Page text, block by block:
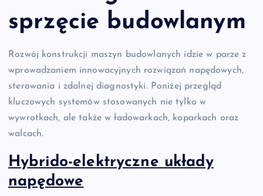
sprzęcie budowlanym
Rozwój konstrukcji maszyn budowlanych idzie w parze z
wprowadzaniem innowacyjnych rozwiązań napędowych,
sterowania i zdalnej diagnostyki. Poniżej przegląd
kluczowych systemów stosowanych nie tylko w
wywrotkach, ale także w ładowarkach, koparkach oraz
walcach.
Hybrido-elektryczne układy
napędowe